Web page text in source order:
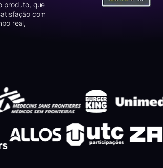
produto, que
com
real,